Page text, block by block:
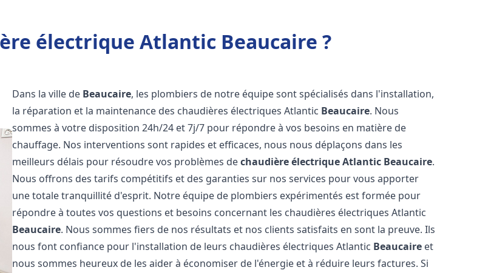
électrique Atlantic Beaucaire ?
Dans la ville de Beaucaire, les plombiers de notre équipe sont spécialisés dans l'installation,
la réparation et la maintenance des chaudières électriques Atlantic Beaucaire. Nous
sommes à votre disposition 24h/24 et 7j/7 pour répondre à vos besoins en matière de
chauffage. Nos interventions sont rapides et efficaces, nous nous déplaçons dans les
meilleurs délais pour résoudre vos problèmes dechaudière électrique Atlantic Beaucaire.
Nous offrons des tarifs compétitifs et des garanties sur nos services pour vous apporter
une totale tranquillité d'esprit. Notre équipe de plombiers expérimentés est formée pour
répondre à toutes vos questions et besoins concernant les chaudières électriques Atlantic
Beaucaire. Nous sommes fiers de nos résultats et nos clients satisfaits en sont la preuve. Ils
nous font confiance pour l'installation de leurs chaudières électriques Atlantic Beaucaire et
nous sommes heureux de les aider à économiser de l'énergie et à réduire leurs factures. Si